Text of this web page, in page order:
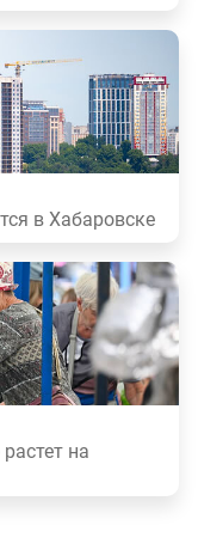
в Хабаровске
на